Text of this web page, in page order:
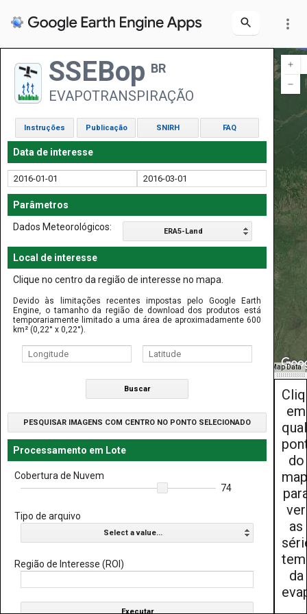
more_vert
SSEBop BR
EVAPOTRANSPIRAÇÃO
Instruções Publicação SNIRH FAQ
Data de interesse
Parâmetros
Dados Meteorológicos:
ERA5-Land
Local de interesse
Clique no centro da região de interesse no mapa.
Devido às limitações recentes impostas pelo Google Earth
Engine, o tamanho da região de download dos produtos está
temporariamente limitado a uma área de aproximadamente 600
km² (0,22° x 0,22°).
Buscar
PESQUISAR IMAGENS COM CENTRO NO PONTO SELECIONADO
Processamento em Lote
Cobertura de Nuvem
74
Tipo de arquivo
Select a value...
Região de Interesse (ROI)
Executar
em
do
ver
as
da
Map Data